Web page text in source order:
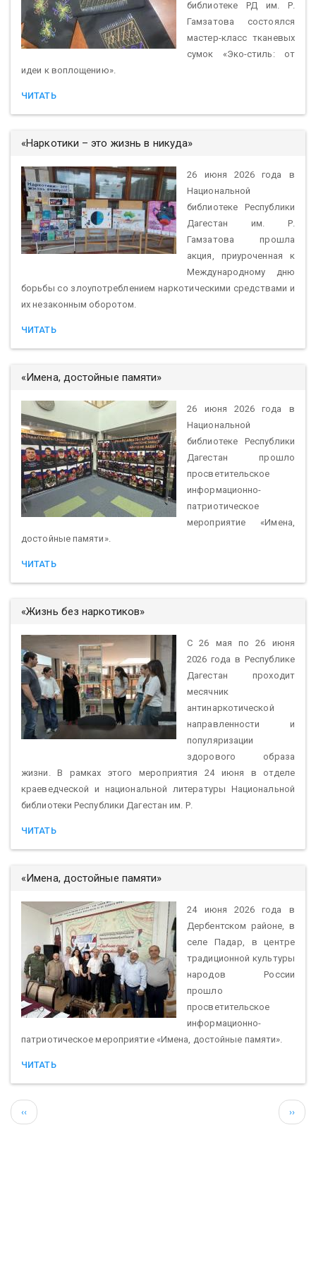
библиотеке РД им. Р.
Гамзатова состоялся
мастер-класс тканевых
сумок «Эко-стиль: от
идеи к воплощению».
ЧИТАТЬ
«Наркотики – это жизнь в никуда»
26 июня 2026 года в
Национальной
библиотеке Республики
Дагестан им. Р.
Гамзатова прошла
акция, приуроченная к
Международному дню
борьбы со злоупотреблением наркотическими средствами и
их незаконным оборотом.
ЧИТАТЬ
«Имена, достойные памяти»
26 июня 2026 года в
Национальной
библиотеке Республики
Дагестан прошло
просветительское
информационно-
патриотическое
мероприятие «Имена,
достойные памяти».
ЧИТАТЬ
«Жизнь без наркотиков»
С 26 мая по 26 июня
2026 года в Республике
Дагестан проходит
месячник
антинаркотической
направленности и
популяризации
здорового образа
жизни. В рамках этого мероприятия 24 июня в отделе
краеведческой и национальной литературы Национальной
библиотеки Республики Дагестан им. Р.
ЧИТАТЬ
«Имена, достойные памяти»
24 июня 2026 года в
Дербентском районе, в
селе Падар, в центре
традиционной культуры
народов России
прошло
просветительское
информационно-
патриотическое мероприятие «Имена, достойные памяти».
ЧИТАТЬ
Нумерация
страниц
←
‹‹ ››